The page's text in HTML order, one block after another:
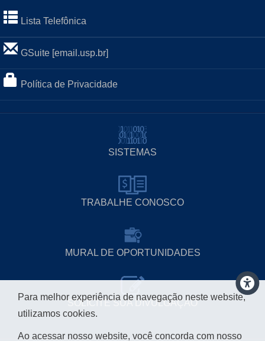
Lista Telefônica
GSuite [email.usp.br]
Política de Privacidade
SISTEMAS
TRABALHE CONOSCO
MURAL DE OPORTUNIDADES
SOLICITE SUA DIVULGAÇÃO
Para melhor experiência de navegação neste website,
utilizamos cookies.
Ao acessar nosso website, você concorda com nosso